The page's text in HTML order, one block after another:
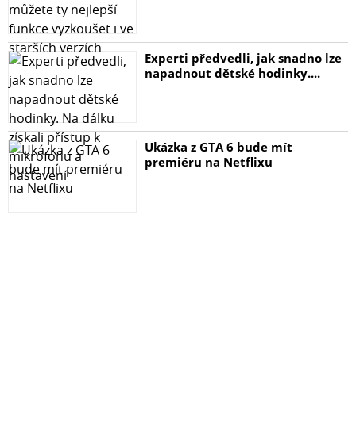
Experti předvedli, jak snadno lze
napadnout dětské hodinky....
Ukázka z GTA 6 bude mít
premiéru na Netflixu